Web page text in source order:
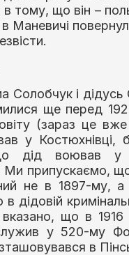
тому, що він –
в Маневичі
Солобчук і
ще перед
(зараз це
у
дід воював у
Ми припускаємо,
не в 1897-му, а
дідовій
вказано, що в
у 520-му
в